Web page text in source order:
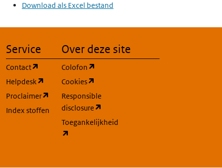
15571-58-1 239-622-4
57583-34-3 260-828-5
Download als Excel bestand
Service
Contact
(opent in een nieuw tabblad)
Helpdesk
(opent in een nieuw tabblad)
Proclaimer
(opent in een nieuw tabblad)
Index stoffen
Over deze site
Colofon
Cookies
Responsible
disclosure
Toegankelijkheid